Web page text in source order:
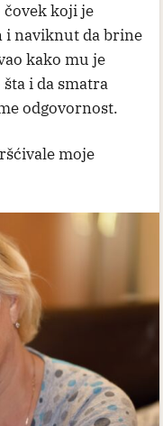
koji je
i naviknut da brine
kako mu je
i da smatra
odgovornost.
moje